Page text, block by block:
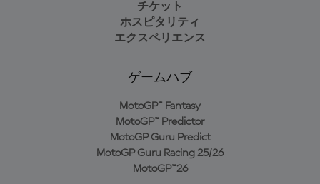
チケット
ホスピタリティ
エクスペリエンス
ゲームハブ
MotoGP™ Fantasy
MotoGP™ Predictor
MotoGP Guru Predict
MotoGP Guru Racing 25/26
MotoGP™26